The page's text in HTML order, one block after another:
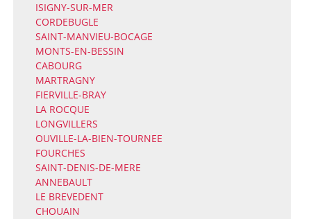
ISIGNY-SUR-MER
CORDEBUGLE
SAINT-MANVIEU-BOCAGE
MONTS-EN-BESSIN
CABOURG
MARTRAGNY
FIERVILLE-BRAY
LA ROCQUE
LONGVILLERS
OUVILLE-LA-BIEN-TOURNEE
FOURCHES
SAINT-DENIS-DE-MERE
ANNEBAULT
LE BREVEDENT
CHOUAIN